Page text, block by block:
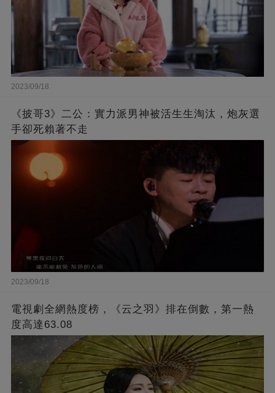
2023/09/18
《披哥3》二公：實力派男神被活生生淘汰，炮灰選
手卻死賴著不走
2023/09/18
電視劇全網熱度榜，《云之羽》排在倒數，第一熱
度高達63.08